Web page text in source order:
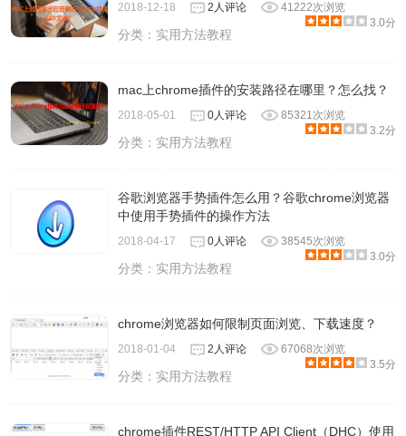
2018-12-18 2人评论
41222次浏览
3.0分
分类： 实用方法教程
mac上chrome插件的安装路径在哪里？怎么找？
2018-05-01 0人评论
85321次浏览
3.2分
分类： 实用方法教程
谷歌浏览器手势插件怎么用？谷歌chrome浏览器
中使用手势插件的操作方法
2018-04-17 0人评论
38545次浏览
3.0分
分类： 实用方法教程
chrome浏览器如何限制页面浏览、下载速度？
2018-01-04 2人评论
67068次浏览
3.5分
分类： 实用方法教程
chrome插件REST/HTTP API Client（DHC）使用